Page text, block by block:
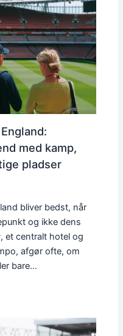
med kamp,
pladser
bliver bedst, når
og ikke dens
et centralt hotel og
afgør ofte, om
bare…